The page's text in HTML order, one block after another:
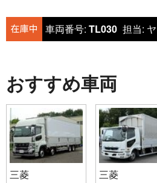
車両番号: TL030 担当:
おすすめ車両
三菱
三菱